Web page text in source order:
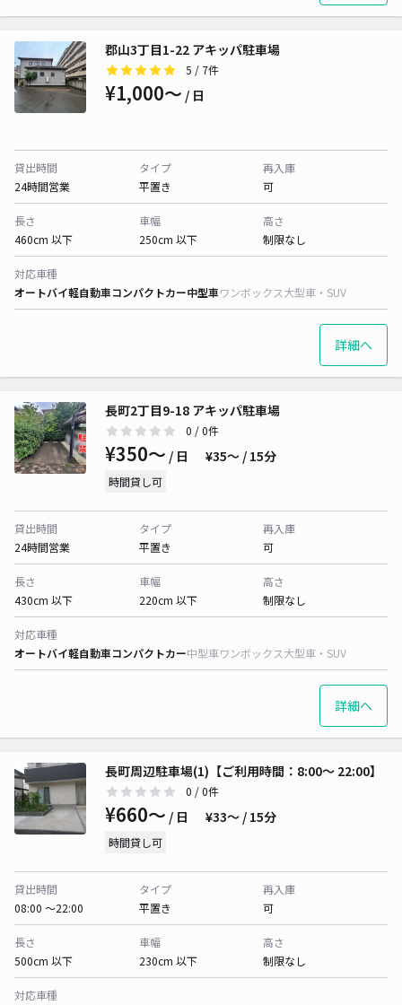
郡山3丁目1-22 アキッパ駐車場
5 / 7件
¥1,000〜 / 日
貸出時間
24時間営業
タイプ
平置き
再入庫
可
長さ
460cm 以下
車幅
250cm 以下
高さ
制限なし
対応車種
オートバイ軽自動車コンパクトカー中型車ワンボックス大型車・SUV
詳細へ
長町2丁目9-18 アキッパ駐車場
0 / 0件
¥350〜 / 日 ¥35〜 / 15分
時間貸し可
貸出時間
24時間営業
タイプ
平置き
再入庫
可
長さ
430cm 以下
車幅
220cm 以下
高さ
制限なし
対応車種
オートバイ軽自動車コンパクトカー中型車ワンボックス大型車・SUV
詳細へ
長町周辺駐車場(1)【ご利用時間：8:00～ 22:00】
0 / 0件
¥660〜 / 日 ¥33〜 / 15分
時間貸し可
貸出時間
08:00 〜22:00
タイプ
平置き
再入庫
可
長さ
500cm 以下
車幅
230cm 以下
高さ
制限なし
対応車種